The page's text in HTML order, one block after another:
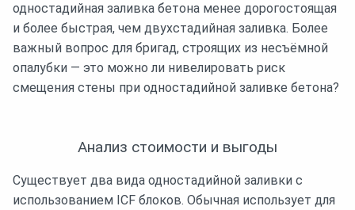
одностадийная заливка бетона менее дорогостоящая
и более быстрая, чем двухстадийная заливка. Более
важный вопрос для бригад, строящих из несъёмной
опалубки — это можно ли нивелировать риск
смещения стены при одностадийной заливке бетона?
Анализ стоимости и выгоды
Существует два вида одностадийной заливки с
использованием ICF блоков. Обычная использует для